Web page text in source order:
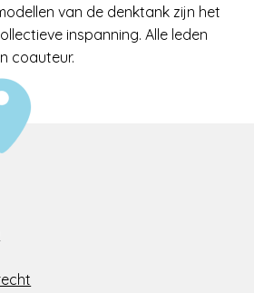
van de denktank zijn het
inspanning. Alle leden
coauteur.